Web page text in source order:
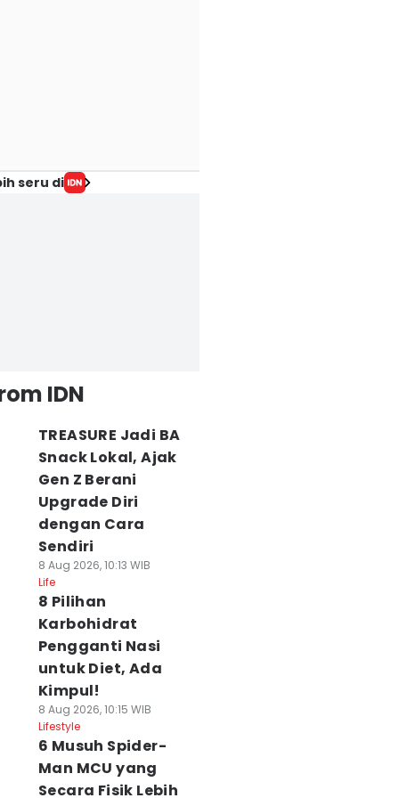
seru di
IDN
TREASURE Jadi BA
Snack Lokal, Ajak
Gen Z Berani
Upgrade Diri
dengan Cara
Sendiri
8 Aug 2026, 10:13 WIB
Life
8 Pilihan
Karbohidrat
Pengganti Nasi
untuk Diet, Ada
Kimpul!
8 Aug 2026, 10:15 WIB
Lifestyle
6 Musuh Spider-
Man MCU yang
Secara Fisik Lebih